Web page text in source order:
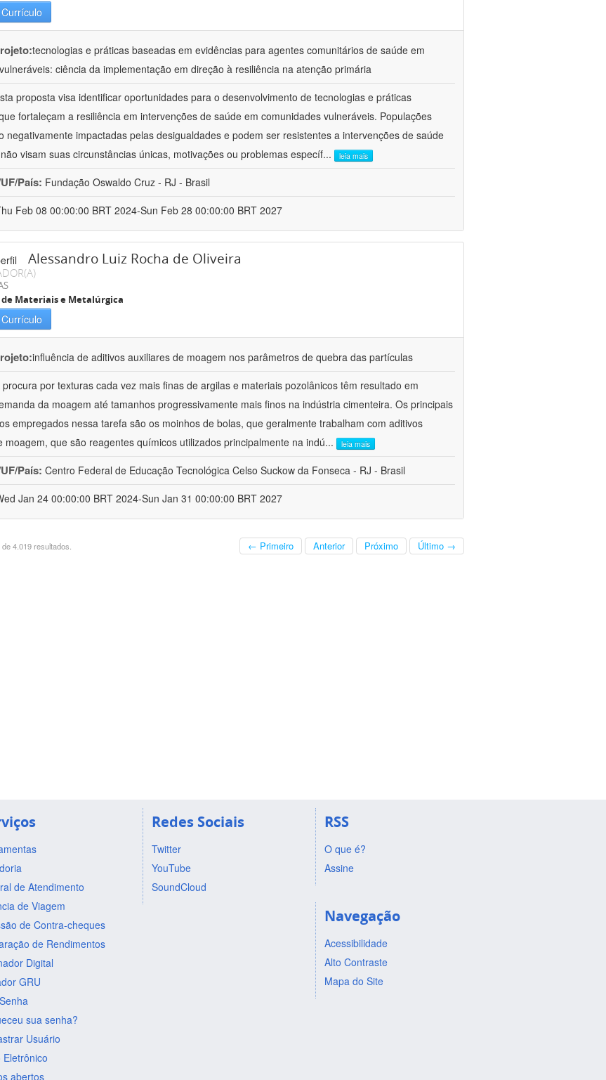
Currículo
tecnologias e práticas baseadas em evidências para agentes comunitários de saúde em
ciência da implementação em direção à resiliência na atenção primária
proposta visa identificar oportunidades para o desenvolvimento de tecnologias e práticas
fortaleçam a resiliência em intervenções de saúde em comunidades vulneráveis. Populações
negativamente impactadas pelas desigualdades e podem ser resistentes a intervenções de saúde
visam suas circunstâncias únicas, motivações ou problemas específ... leia mais
País: Fundação Oswaldo Cruz - RJ - Brasil
Feb 08 00:00:00 BRT 2024-Sun Feb 28 00:00:00 BRT 2027
Alessandro Luiz Rocha de Oliveira
Materiais e Metalúrgica
Currículo
influência de aditivos auxiliares de moagem nos parâmetros de quebra das partículas
procura por texturas cada vez mais finas de argilas e materiais pozolânicos têm resultado em
da moagem até tamanhos progressivamente mais finos na indústria cimenteira. Os principais
empregados nessa tarefa são os moinhos de bolas, que geralmente trabalham com aditivos
moagem, que são reagentes químicos utilizados principalmente na indú... leia mais
País: Centro Federal de Educação Tecnológica Celso Suckow da Fonseca - RJ - Brasil
Jan 24 00:00:00 BRT 2024-Sun Jan 31 00:00:00 BRT 2027
4.019 resultados. ← Primeiro Anterior Próximo Último →
de Atendimento
de Viagem
de Contra-cheques
de Rendimentos
Digital
GRU
sua senha?
Usuário
Eletrônico
abertos
Redes Sociais
Twitter
YouTube
SoundCloud
RSS
O que é?
Assine
Navegação
Acessibilidade
Alto Contraste
Mapa do Site